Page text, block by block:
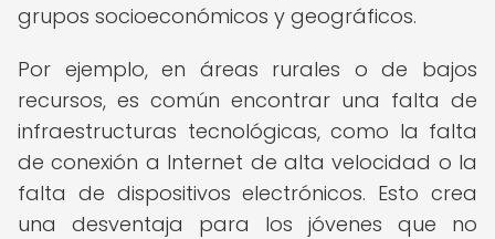
grupos socioeconómicos y geográficos.
Por ejemplo, en áreas rurales o de bajos
recursos, es común encontrar una falta de
infraestructuras tecnológicas, como la falta
de conexión a Internet de alta velocidad o la
falta de dispositivos electrónicos. Esto crea
una desventaja para los jóvenes que no